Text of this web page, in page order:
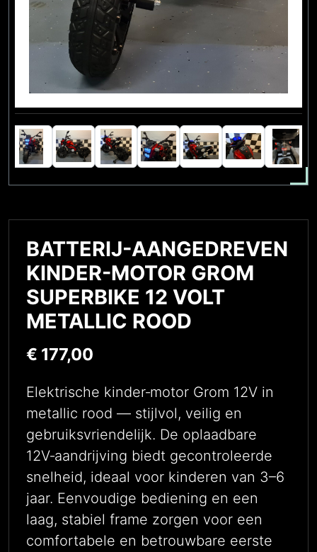
BATTERIJ-AANGEDREVEN
KINDER-MOTOR GROM
SUPERBIKE 12 VOLT
METALLIC ROOD
€ 177,00
Elektrische kinder‑motor Grom 12V in
metallic rood — stijlvol, veilig en
gebruiksvriendelijk. De oplaadbare
12V‑aandrijving biedt gecontroleerde
snelheid, ideaal voor kinderen van 3–6
jaar. Eenvoudige bediening en een
laag, stabiel frame zorgen voor een
comfortabele en betrouwbare eerste